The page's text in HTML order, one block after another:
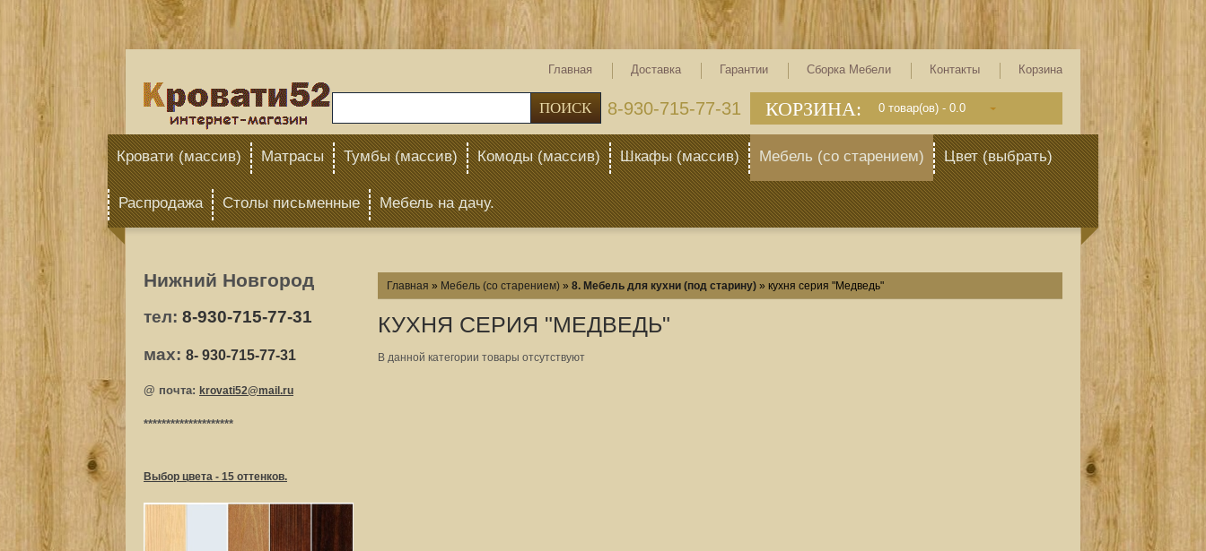
Главная Доставка Гарантии Сборка Мебели Контакты Корзина
КОРЗИНА: 0 товар(ов) - 0.0
тел: 8-930-715-77-31
ПОИСК
Кровати (массив) Матрасы Тумбы (массив) Комоды (массив) Шкафы (массив) Мебель (со старением) Цвет (выбрать)
Распродажа Столы письменные Мебель на дачу.
Нижний Новгород
тел: 8-930-715-77-31
мах: 8- 930-715-77-31
@ почта: krovati52@mail.ru
********************
Выбор цвета - 15 оттенков.
Главная » Мебель (со старением) » 8. Мебель для кухни (под старину) » кухня серия "Медведь"
КУХНЯ СЕРИЯ "МЕДВЕДЬ"
В данной категории товары отсутствуют